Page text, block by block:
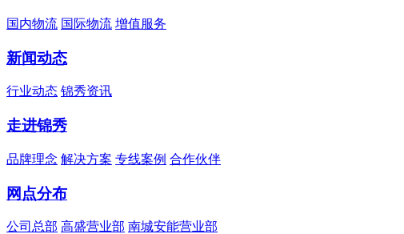
国内物流 国际物流 增值服务
新闻动态
行业动态 锦秀资讯
走进锦秀
品牌理念 解决方案 专线案例 合作伙伴
网点分布
公司总部 高盛营业部 南城安能营业部